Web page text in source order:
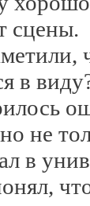
сцены.
в
не
в